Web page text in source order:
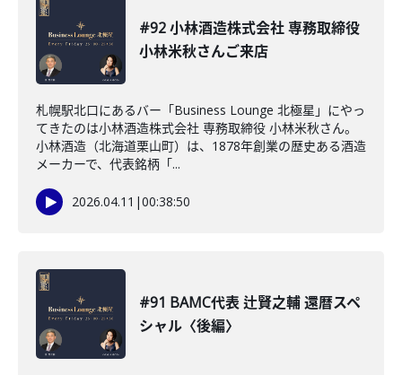
#92 小林酒造株式会社 専務取締役
小林米秋さんご来店
札幌駅北口にあるバー「Business Lounge 北極星」にやっ
てきたのは小林酒造株式会社 専務取締役 小林米秋さん。
小林酒造（北海道栗山町）は、1878年創業の歴史ある酒造
メーカーで、代表銘柄「...
2026.04.11 |00:38:50
#91 BAMC代表 辻賢之輔 還暦スペ
シャル〈後編〉